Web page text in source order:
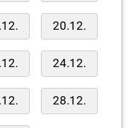
20.12.
24.12.
28.12.